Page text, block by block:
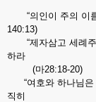
“의인이 주의 이름
140:13)
“제자삼고 세례주
하라
(마28:18-20)
“여호와 하나님은
직히